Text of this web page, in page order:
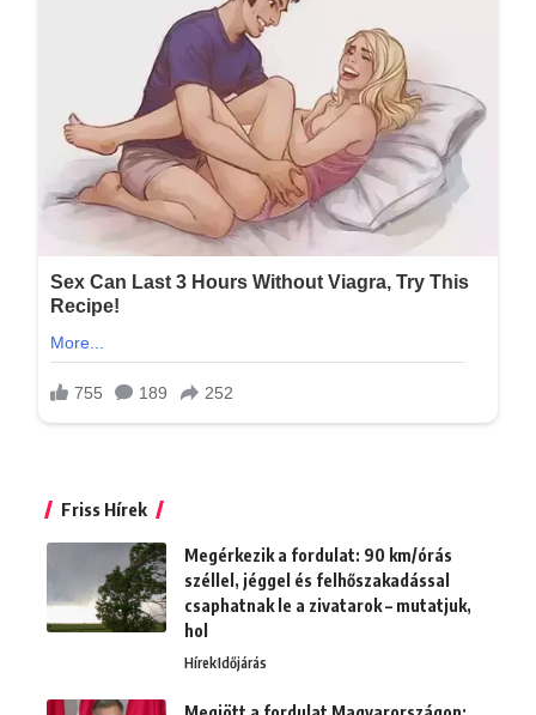
Friss Hírek
Megérkezik a fordulat: 90 km/órás
széllel, jéggel és felhőszakadással
csaphatnak le a zivatarok – mutatjuk,
hol
HírekIdőjárás